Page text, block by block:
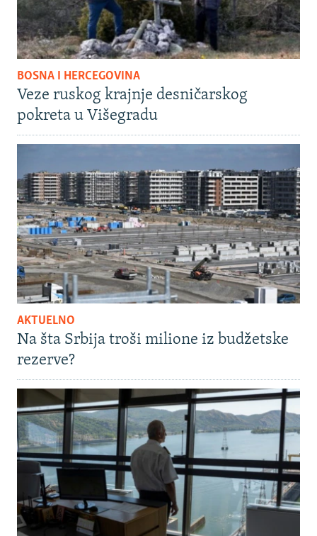
BOSNA I HERCEGOVINA
Veze ruskog krajnje desničarskog
pokreta u Višegradu
AKTUELNO
Na šta Srbija troši milione iz budžetske
rezerve?